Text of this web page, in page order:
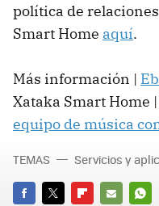
política de
Smart Home aquí.
Más información |
Xataka Smart Home |
equipo de música
TEMAS Servicios y